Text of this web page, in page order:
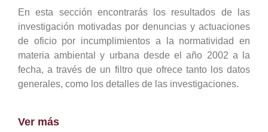
En esta sección encontrarás los resultados de las
investigación motivadas por denuncias y actuaciones
de oficio por incumplimientos a la normatividad en
materia ambiental y urbana desde el año 2002 a la
fecha, a través de un filtro que ofrece tanto los datos
generales, como los detalles de las investigaciones.
Ver más